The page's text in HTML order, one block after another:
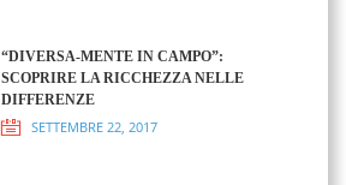
“DIVERSA-MENTE IN CAMPO”:
SCOPRIRE LA RICCHEZZA NELLE
DIFFERENZE
SETTEMBRE 22, 2017